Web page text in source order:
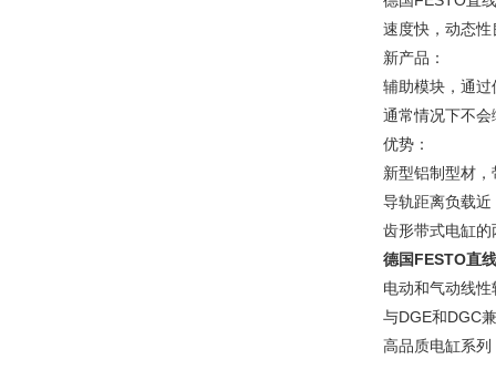
速度快，动态
新产品：
辅助模块，通
通常情况下不会
优势：
新型铝制型材
导轨距离负载
齿形带式电缸
德国FESTO直
电动和气动线
与DGE和DGC
高品质电缸系